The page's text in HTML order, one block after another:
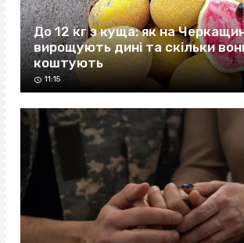
До 12 кг з куща: як на
вирощують дині та скільки
коштують
11:15